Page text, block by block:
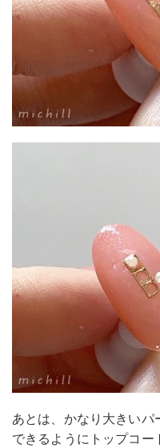
あとは、かなり大きいパ
できるようにトップコー